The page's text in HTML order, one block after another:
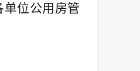
位公用房管